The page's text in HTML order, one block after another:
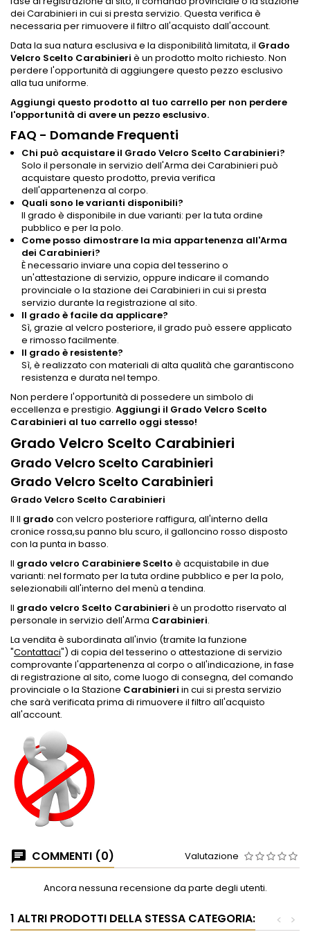
dei Carabinieri in cui si presta servizio. Questa verifica è
necessaria per rimuovere il filtro all'acquisto dall'account.
Data la sua natura esclusiva e la disponibilità limitata, il Grado
Velcro Scelto Carabinieri è un prodotto molto richiesto. Non
perdere l'opportunità di aggiungere questo pezzo esclusivo
alla tua uniforme.
Aggiungi questo prodotto al tuo carrello per non perdere
l'opportunità di avere un pezzo esclusivo.
FAQ - Domande Frequenti
Chi può acquistare il Grado Velcro Scelto Carabinieri?
Solo il personale in servizio dell'Arma dei Carabinieri può
acquistare questo prodotto, previa verifica
dell'appartenenza al corpo.
Quali sono le varianti disponibili?
Il grado è disponibile in due varianti: per la tuta ordine
pubblico e per la polo.
Come posso dimostrare la mia appartenenza all'Arma
dei Carabinieri?
È necessario inviare una copia del tesserino o
un'attestazione di servizio, oppure indicare il comando
provinciale o la stazione dei Carabinieri in cui si presta
servizio durante la registrazione al sito.
Il grado è facile da applicare?
Sì, grazie al velcro posteriore, il grado può essere applicato
e rimosso facilmente.
Il grado è resistente?
Sì, è realizzato con materiali di alta qualità che garantiscono
resistenza e durata nel tempo.
Non perdere l'opportunità di possedere un simbolo di
eccellenza e prestigio. Aggiungi il Grado Velcro Scelto
Carabinieri al tuo carrello oggi stesso!
Grado Velcro Scelto Carabinieri
Grado Velcro Scelto Carabinieri
Grado Velcro Scelto Carabinieri
Grado Velcro Scelto Carabinieri
Il Il grado con velcro posteriore raffigura, all'interno della
cronice rossa,su panno blu scuro, il galloncino rosso disposto
con la punta in basso.
Il grado velcro Carabiniere Scelto è acquistabile in due
varianti: nel formato per la tuta ordine pubblico e per la polo,
selezionabili all'interno del menù a tendina.
Il grado velcro Scelto Carabinieri è un prodotto riservato al
personale in servizio dell'Arma Carabinieri.
La vendita è subordinata all'invio (tramite la funzione
"Contattaci") di copia del tesserino o attestazione di servizio
comprovante l'appartenenza al corpo o all'indicazione, in fase
di registrazione al sito, come luogo di consegna, del comando
provinciale o la Stazione Carabinieri in cui si presta servizio
che sarà verificata prima di rimuovere il filtro all'acquisto
all'account.
COMMENTI (0) Valutazione
Ancora nessuna recensione da parte degli utenti.
1 ALTRI PRODOTTI DELLA STESSA CATEGORIA: >
<